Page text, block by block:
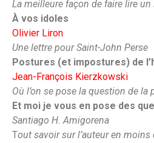
La meilleure façon de faire lire un
À vos idoles
Olivier Liron
Une lettre pour Saint-John Perse
Postures (et impostures) de
Jean-François Kierzkowski
Où l’on se pose la question de la
Et moi je vous en pose des
Santiago H. Amigorena
Tout savoir sur l’auteur en